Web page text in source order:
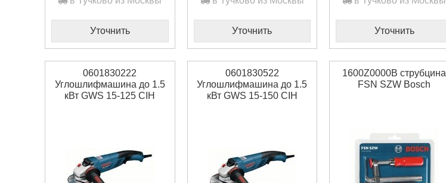
Уточнить Уточнить Уточнить
0601830222
Углошлифмашина до 1.5
кВт GWS 15-125 CIH
0601830522
Углошлифмашина до 1.5
кВт GWS 15-150 CIH
1600Z0000B струбцина
FSN SZW Bosch